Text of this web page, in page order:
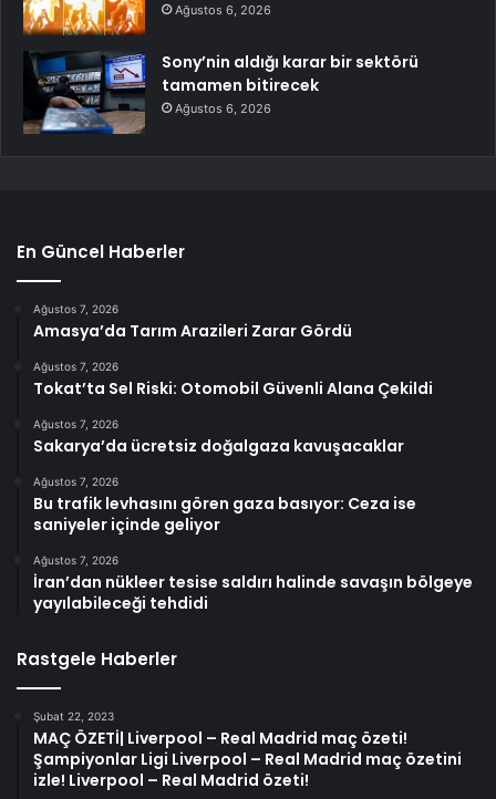
Ağustos 6, 2026
Sony’nin aldığı karar bir sektörü
tamamen bitirecek
Ağustos 6, 2026
En Güncel Haberler
Ağustos 7, 2026
Amasya’da Tarım Arazileri Zarar Gördü
Ağustos 7, 2026
Tokat’ta Sel Riski: Otomobil Güvenli Alana Çekildi
Ağustos 7, 2026
Sakarya’da ücretsiz doğalgaza kavuşacaklar
Ağustos 7, 2026
Bu trafik levhasını gören gaza basıyor: Ceza ise
saniyeler içinde geliyor
Ağustos 7, 2026
İran’dan nükleer tesise saldırı halinde savaşın bölgeye
yayılabileceği tehdidi
Rastgele Haberler
Şubat 22, 2023
MAÇ ÖZETİ| Liverpool – Real Madrid maç özeti!
Şampiyonlar Ligi Liverpool – Real Madrid maç özetini
izle! Liverpool – Real Madrid özeti!